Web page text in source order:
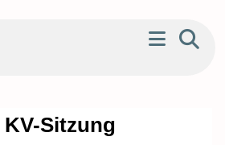
Sitzung